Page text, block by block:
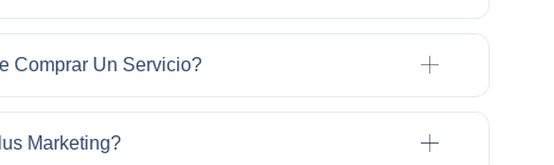
Comprar Un Servicio?
Marketing?